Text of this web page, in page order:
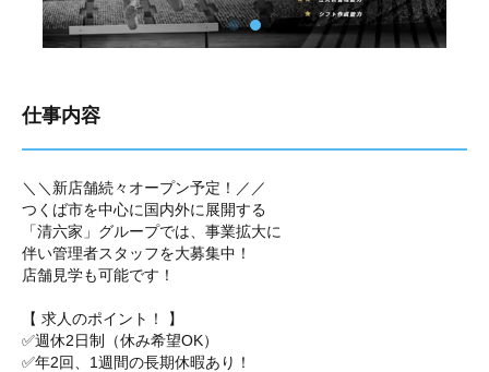
仕事内容
＼＼新店舗続々オープン予定！／／
つくば市を中心に国内外に展開する
「清六家」グループでは、事業拡大に
伴い管理者スタッフを大募集中！
店舗見学も可能です！
【 求人のポイント！ 】
✅週休2日制（休み希望OK）
✅年2回、1週間の長期休暇あり！